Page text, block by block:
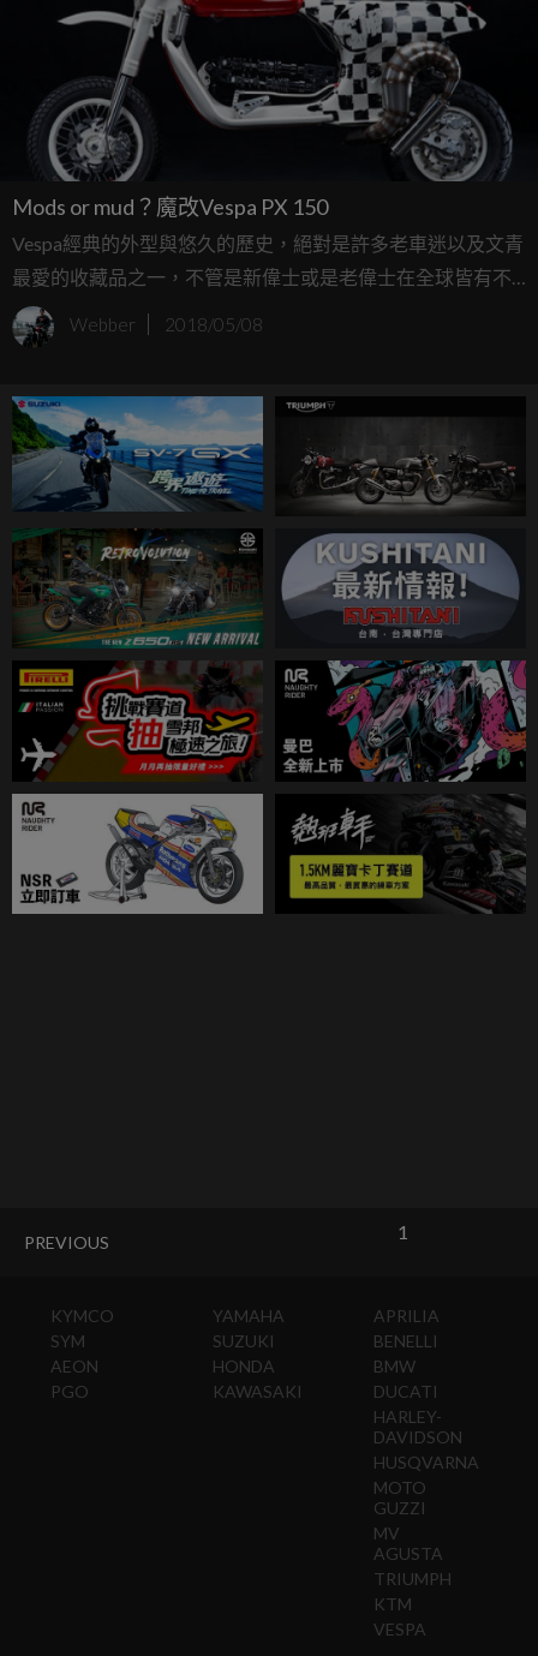
Mods or mud？魔改Vespa PX 150
Vespa經典的外型與悠久的歷史，絕對是許多老車迷以及文青
最愛的收藏品之一，不管是新偉士或是老偉士在全球皆有不
少的擁護者將愛車打造成自己心目中的夢想外型，然而，改
裝老偉士牌的玩家也不在少數，在國內的老車聚會中偶爾會
作品吧...
Webber 2018/05/08
PREVIOUS 1
KYMCO
SYM
AEON
PGO
YAMAHA
SUZUKI
HONDA
KAWASAKI
APRILIA
BENELLI
BMW
DUCATI
HARLEY-
DAVIDSON
HUSQVARNA
MOTO
GUZZI
MV
AGUSTA
TRIUMPH
KTM
VESPA